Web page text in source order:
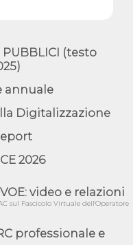
deliberata la
in calo dell'1% a giugno,
di energie rinnovabili
per
all’AI Act in
Cdm per recepimento
PUBBLICI (testo
annuale
Digitalizzazione
2026
video e relazioni
sul Fascicolo Virtuale dell'Operatore
professionale e